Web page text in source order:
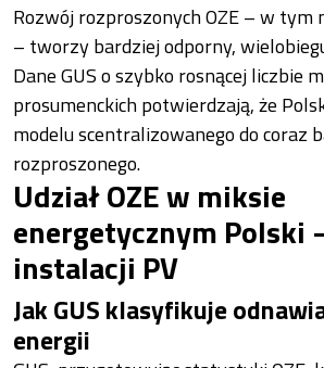
Rozwój rozproszonych OZE – w tym
– tworzy bardziej odporny,
Dane GUS o szybko rosnącej liczbie
prosumenckich potwierdzają, że
modelu scentralizowanego do coraz
rozproszonego.
Udział OZE w miksie
energetycznym Polski
instalacji PV
Jak GUS klasyfikuje
energii